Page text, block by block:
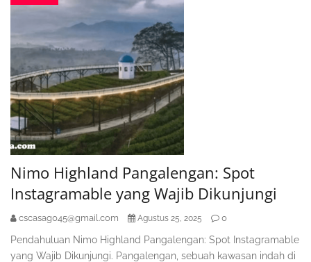
Nimo Highland Pangalengan: Spot
Instagramable yang Wajib Dikunjungi
cscasag045@gmail.com Agustus 25, 2025 0
Pendahuluan Nimo Highland Pangalengan: Spot Instagramable
yang Wajib Dikunjungi. Pangalengan, sebuah kawasan indah di